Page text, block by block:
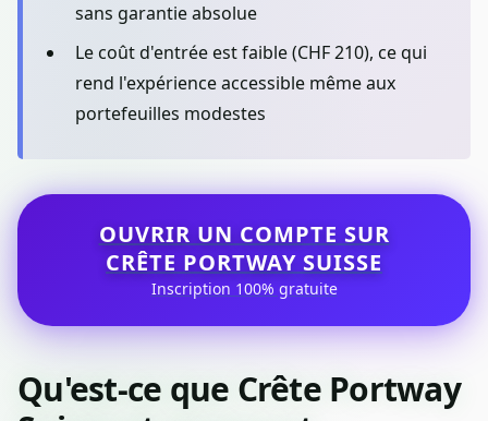
sans garantie absolue
Le coût d'entrée est faible (CHF 210), ce qui
rend l'expérience accessible même aux
portefeuilles modestes
OUVRIR UN COMPTE SUR
CRÊTE PORTWAY SUISSE
Inscription 100% gratuite
Qu'est-ce que Crête Portway